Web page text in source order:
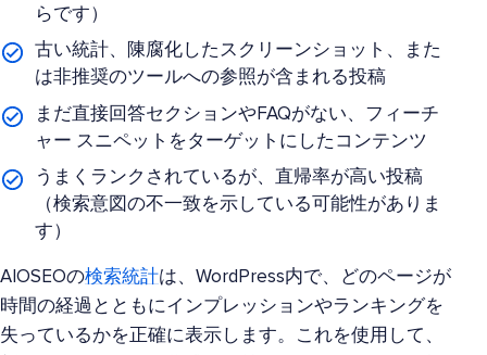
らです）
古い統計、陳腐化したスクリーンショット、また
は非推奨のツールへの参照が含まれる投稿
まだ直接回答セクションやFAQがない、フィーチ
ャー スニペットをターゲットにしたコンテンツ
うまくランクされているが、直帰率が高い投稿
（検索意図の不一致を示している可能性がありま
す）
AIOSEOの検索統計は、WordPress内で、どのページが
時間の経過とともにインプレッションやランキングを
失っているかを正確に表示します。これを使用して、